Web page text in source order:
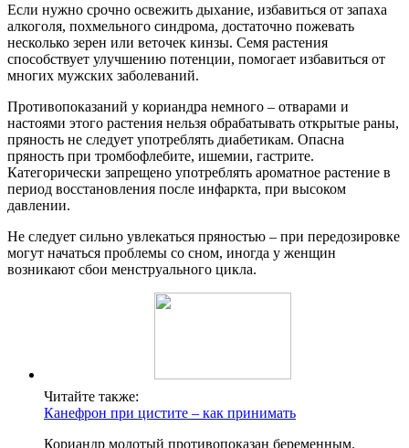
Если нужно срочно освежить дыхание, избавиться от запаха
алкоголя, похмельного синдрома, достаточно пожевать
несколько зерен или веточек кинзы. Семя растения
способствует улучшению потенции, помогает избавиться от
многих мужских заболеваний.
Противопоказаний у кориандра немного – отварами и
настоями этого растения нельзя обрабатывать открытые раны,
пряность не следует употреблять диабетикам. Опасна
пряность при тромбофлебите, ишемии, гастрите.
Категорически запрещено употреблять ароматное растение в
период восстановления после инфаркта, при высоком
давлении.
Не следует сильно увлекаться пряностью – при передозировке
могут начаться проблемы со сном, иногда у женщин
возникают сбои менструального цикла.
Читайте также:
Канефрон при цистите – как принимать
Кориандр молотый противопоказан беременным.